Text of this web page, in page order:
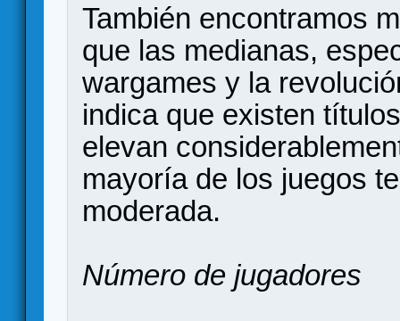
También encontramos
que las medianas,
wargames y la
indica que existen
elevan
mayoría de los juegos
moderada.
Número de jugadores